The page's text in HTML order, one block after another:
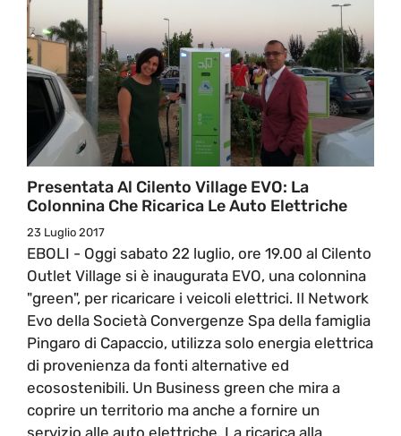
Presentata Al Cilento Village EVO: La
Colonnina Che Ricarica Le Auto Elettriche
23 Luglio 2017
EBOLI - Oggi sabato 22 luglio, ore 19.00 al Cilento
Outlet Village si è inaugurata EVO, una colonnina
"green", per ricaricare i veicoli elettrici. Il Network
Evo della Società Convergenze Spa della famiglia
Pingaro di Capaccio, utilizza solo energia elettrica
di provenienza da fonti alternative ed
ecosostenibili. Un Business green che mira a
coprire un territorio ma anche a fornire un
servizio alle auto elettriche. La ricarica alla